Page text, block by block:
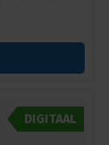
DIGITAAL